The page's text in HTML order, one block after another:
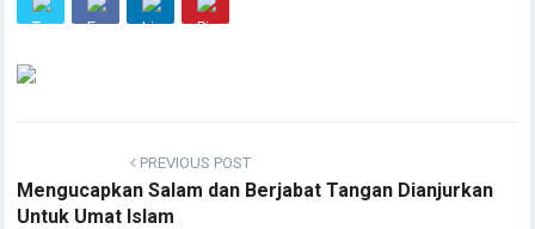
PREVIOUS POST
Mengucapkan Salam dan Berjabat Tangan Dianjurkan
Untuk Umat Islam